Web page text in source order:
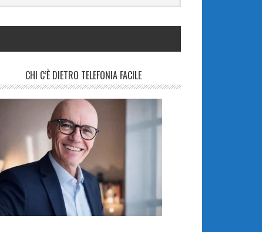
CHI C’È DIETRO TELEFONIA FACILE